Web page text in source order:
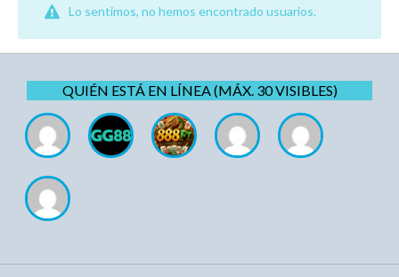
Lo sentimos, no hemos encontrado usuarios.
QUIÉN ESTÁ EN LÍNEA (MÁX. 30 VISIBLES)